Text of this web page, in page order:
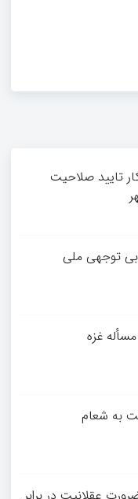
تایید صلاحیت
توجهی ملی
غزه
به شعام